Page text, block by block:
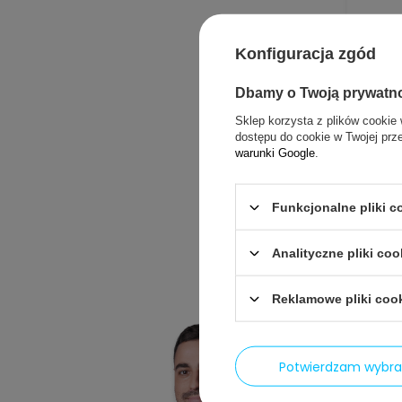
Tabletki
Środki
Konfiguracja zgód
Dbamy o Twoją
Sklep korzysta z plików cookie
dostępu do cookie w Twojej
warunki Google
Funkcjonalne pliki
Analityczne pliki
Reklamowe pliki
Potwierdzam